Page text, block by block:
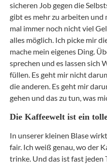
sicheren Job gegen die
gibt es mehr zu arbeiten
mal immer noch nicht viel
alles möglich. Ich picke mir
mache mein eigenes Ding.
sprechen und es lassen sich
füllen. Es geht mir nicht
die anderen. Es geht mir
gehen und das zu tun, was
Die Kaffeewelt ist ein
In unserer kleinen Blase
fair. Ich weiß genau, wo der
trinke. Und das ist fast jeden